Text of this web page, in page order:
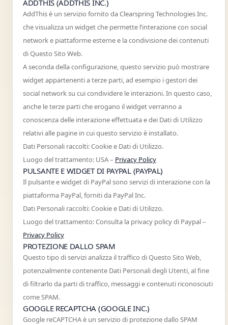
ADDTHIS (ADDTHIS INC.)
AddThis è un servizio fornito da Clearspring Technologies Inc.
che visualizza un widget che permette l’interazione con social
network e piattaforme esterne e la condivisione dei contenuti
di Questo Sito Web.
A seconda della configurazione, questo servizio può mostrare
widget appartenenti a terze parti, ad esempio i gestori dei
social network su cui condividere le interazioni. In questo caso,
anche le terze parti che erogano il widget verranno a
conoscenza delle interazione effettuata e dei Dati di Utilizzo
relativi alle pagine in cui questo servizio è installato.
Dati Personali raccolti: Cookie e Dati di Utilizzo.
Luogo del trattamento: USA – Privacy Policy
PULSANTE E WIDGET DI PAYPAL (PAYPAL)
Il pulsante e widget di PayPal sono servizi di interazione con la
piattaforma PayPal, forniti da PayPal Inc.
Dati Personali raccolti: Cookie e Dati di Utilizzo.
Luogo del trattamento: Consulta la privacy policy di Paypal –
Privacy Policy
PROTEZIONE DALLO SPAM
Questo tipo di servizi analizza il traffico di Questo Sito Web,
potenzialmente contenente Dati Personali degli Utenti, al fine
di filtrarlo da parti di traffico, messaggi e contenuti riconosciuti
come SPAM.
GOOGLE RECAPTCHA (GOOGLE INC.)
Google reCAPTCHA è un servizio di protezione dallo SPAM